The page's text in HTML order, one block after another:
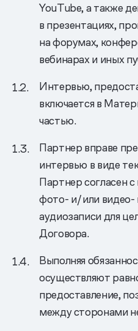
YouTube, а также
в презентациях,
на форумах,
вебинарах и иных
Интервью,
включается в
частью.
Партнер вправе
интервью в виде
Партнер согласен
фото- и/или видео-
аудиозаписи для
Договора.
Выполняя
осуществляют
предоставление,
между сторонами